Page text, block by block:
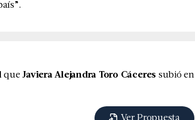
queJaviera Alejandra Toro Cáceres subió en